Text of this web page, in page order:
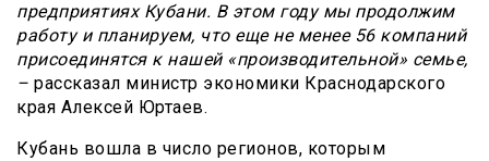
предприятиях Кубани. В этом году мы продолжим
работу и планируем, что еще не менее 56 компаний
присоединятся к нашей «производительной» семье,
– рассказал министр экономики Краснодарского
края Алексей Юртаев.
Кубань вошла в число регионов, которым